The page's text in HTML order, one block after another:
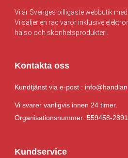
Vi är Sveriges billigaste webbutik
Vi säljer en rad varor inklusive
hälso och skönhetsprodukteri.
Kontakta oss
Kundtjänst via e-post :
Vi svarer vanligvis innen 24 timer.
Organisationsnummer: 559458-2891
Kundservice